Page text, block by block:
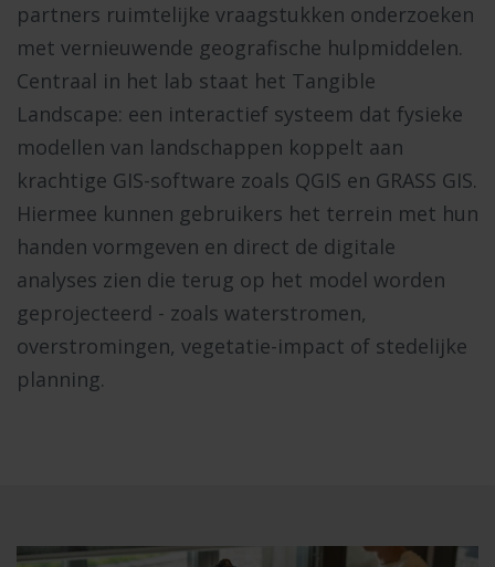
partners ruimtelijke vraagstukken onderzoeken
met vernieuwende geografische hulpmiddelen.
Centraal in het lab staat het Tangible
Landscape: een interactief systeem dat fysieke
modellen van landschappen koppelt aan
krachtige GIS-software zoals QGIS en GRASS GIS.
Hiermee kunnen gebruikers het terrein met hun
handen vormgeven en direct de digitale
analyses zien die terug op het model worden
geprojecteerd - zoals waterstromen,
overstromingen, vegetatie-impact of stedelijke
planning.